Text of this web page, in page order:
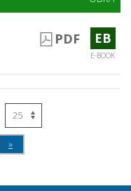
PDF EB
E-BOOK
»